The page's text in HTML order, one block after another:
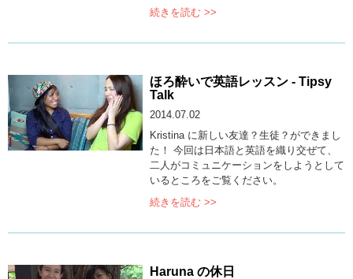
続きを読む >>
ほろ酔いで英語レッスン - Tipsy
Talk
2014.07.02
Kristina に新しい友達？生徒？ができまし
た！ 今回は日本語と英語を織り交ぜて、
二人がコミュニケーションをしようとして
いるところをご覧ください。
続きを読む >>
Haruna の休日